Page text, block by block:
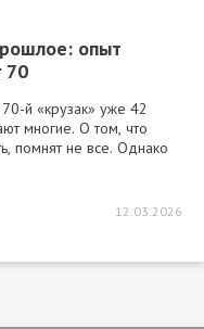
опыт
70
й «крузак» уже 42
многие. О том, что
помнят не все. Однако
12.03.2026